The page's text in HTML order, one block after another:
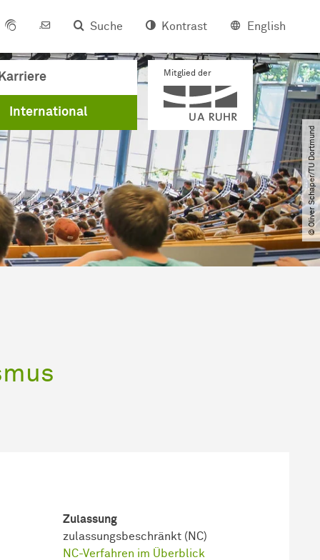
Suche Kontrast English
Karriere
International
Mitglied der
© Oliver Schaper​/​TU Dortmund
Zulassung
zulassungsbeschränkt (NC)
NC-Verfahren im Überblick